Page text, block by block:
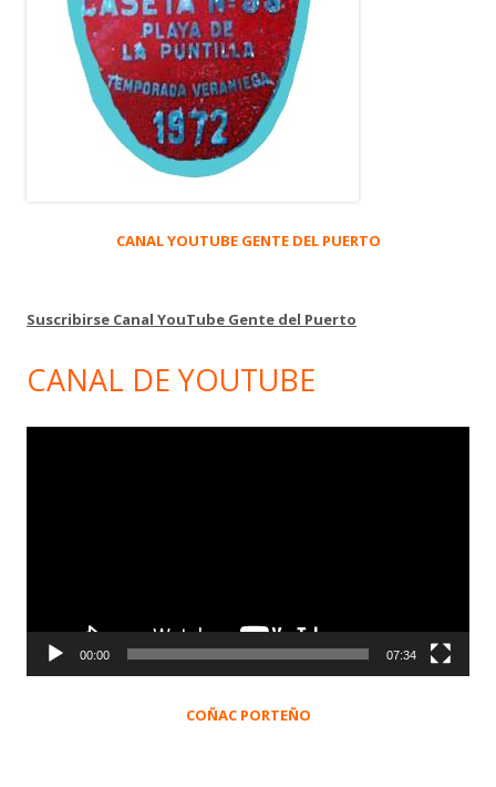
CANAL YOUTUBE GENTE DEL PUERTO
Suscribirse Canal YouTube Gente del Puerto
CANAL DE YOUTUBE
00:00 07:34
COÑAC PORTEÑO